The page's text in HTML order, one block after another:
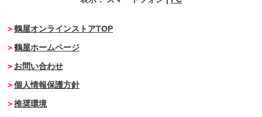
鶴屋オンラインストアTOP
鶴屋ホームページ
お問い合わせ
個人情報保護方針
推奨環境